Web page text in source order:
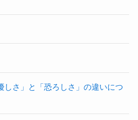
しさ」と「恐ろしさ」の違いにつ